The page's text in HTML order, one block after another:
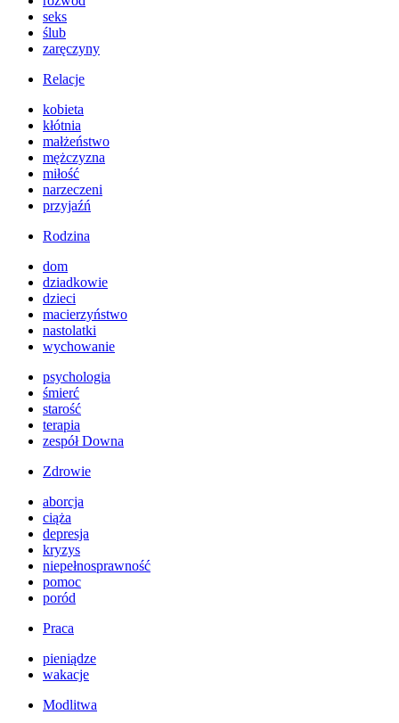
seks
ślub
zaręczyny
Relacje
kobieta
kłótnia
małżeństwo
mężczyzna
miłość
narzeczeni
przyjaźń
Rodzina
dom
dziadkowie
dzieci
macierzyństwo
nastolatki
wychowanie
psychologia
śmierć
starość
terapia
zespół Downa
Zdrowie
aborcja
ciąża
depresja
kryzys
niepełnosprawność
pomoc
poród
Praca
pieniądze
wakacje
Modlitwa